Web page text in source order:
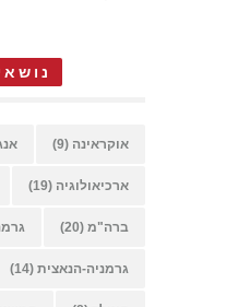
אוקראינה (9)
ארכיאולוגיה (19)
ברה"מ (20)
גרמניה-הנאצית (14)